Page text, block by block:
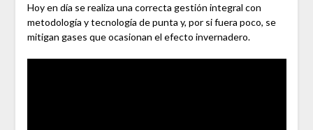
Hoy en día se realiza una correcta gestión integral con
metodología y tecnología de punta y, por si fuera poco, se
mitigan gases que ocasionan el efecto invernadero.